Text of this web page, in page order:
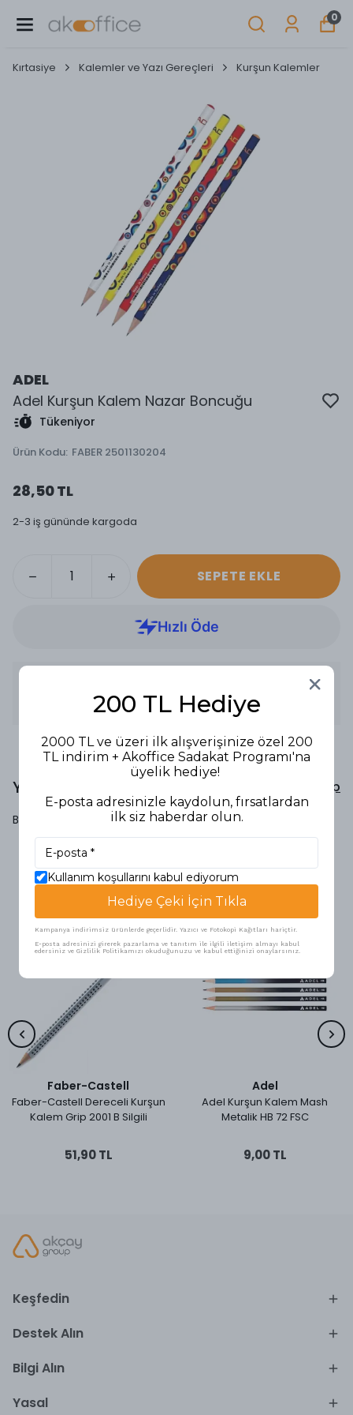
0
Kırtasiye Kalemler ve Yazı Gereçleri Kurşun Kalemler
ADEL
Adel Kurşun Kalem Nazar Boncuğu
Tükeniyor
Ürün Kodu: FABER 2501130204
28,50 TL
2-3 iş gününde kargoda
SEPETE EKLE
KURŞUN KALEM NAZAR BONCUĞU
Yorumlar Yorum Yap
Bu ürün için henüz yorum yapılmamış.
Benzer Ürünler
Faber-Castell
Faber-Castell Dereceli Kurşun
Kalem Grip 2001 B Silgili
51,90 TL
Adel
Adel Kurşun Kalem Mash
Metalik HB 72 FSC
9,00 TL
Keşfedin
Destek Alın
Bilgi Alın
Yasal
200 TL Hediye
2000 TL ve üzeri ilk alışverişinize özel 200
TL indirim + Akoffice Sadakat Programı'na
üyelik hediye!
E-posta adresinizle kaydolun, fırsatlardan
ilk siz haberdar olun.
Kullanım koşullarını kabul ediyorum
Hediye Çeki İçin Tıkla
Kampanya indirimsiz ürünlerde geçerlidir. Yazıcı ve Fotokopi Kağıtları hariçtir.
E-posta adresinizi girerek pazarlama ve tanıtım ile ilgili iletişim almayı kabul
edersiniz ve Gizlilik Politikamızı okuduğunuzu ve kabul ettiğinizi onaylarsınız.